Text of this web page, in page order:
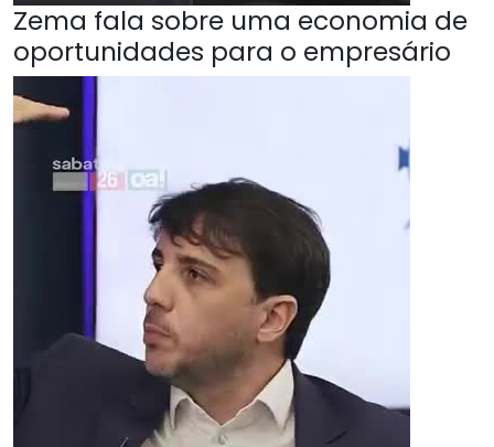
Zema fala sobre uma economia de
oportunidades para o empresário